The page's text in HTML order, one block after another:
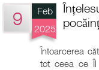
9
Feb
2025
Întoarcerea
tot ceea ce Îl